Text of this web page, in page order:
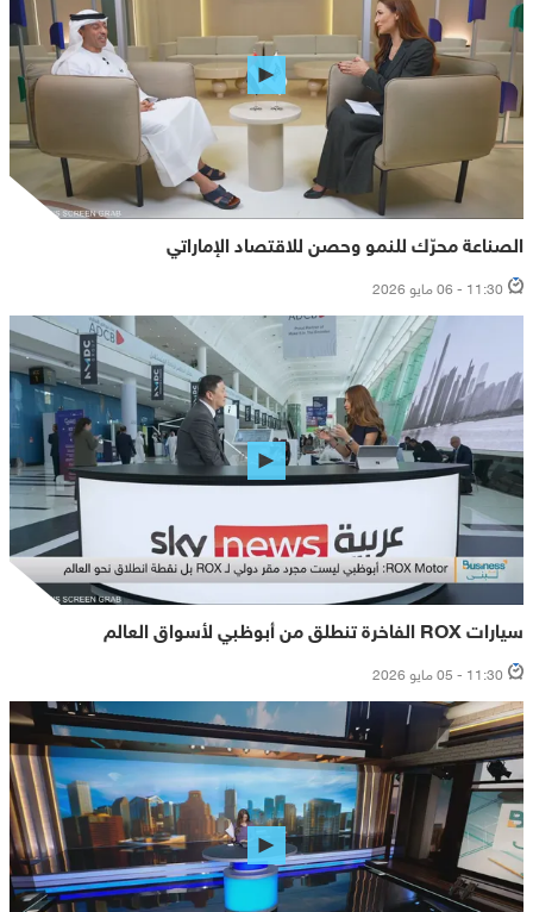
الصناعة محرّك للنمو وحصن للاقتصاد الإماراتي
11:30 - 06 مايو 2026
سيارات ROX الفاخرة تنطلق من أبوظبي لأسواق العالم
11:30 - 05 مايو 2026